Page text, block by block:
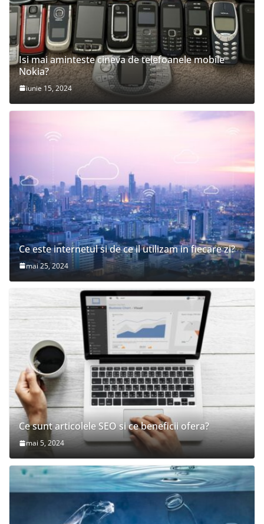
Isi mai aminteste cineva de telefoanele mobile
Nokia?
iunie 15, 2024
Ce este internetul si de ce il utilizam in fiecare zi?
mai 25, 2024
Ce sunt articolele SEO si ce beneficii ofera?
mai 5, 2024